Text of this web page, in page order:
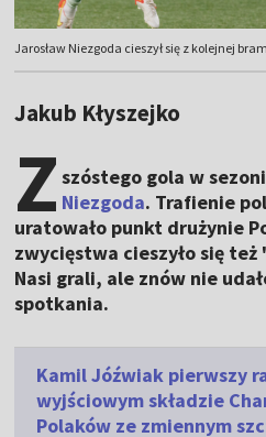
Jarosław Niezgoda cieszył się z kolejnej
Jakub Kłyszejko
Z szóstego gola w
Niezgoda. Trafienie
uratowało punkt drużynie
zwycięstwa cieszyło się
Nasi grali, ale znów nie
spotkania.
Kamil Jóźwiak pierwszy
wyjściowym składzie
Polaków ze zmiennym